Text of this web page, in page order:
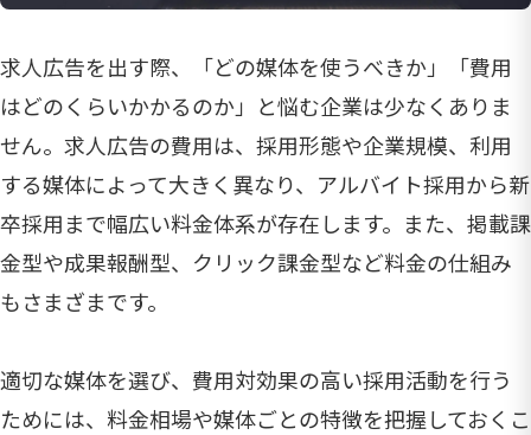
求人広告を出す際、「どの媒体を使うべきか」「費用
はどのくらいかかるのか」と悩む企業は少なくありま
せん。求人広告の費用は、採用形態や企業規模、利用
する媒体によって大きく異なり、アルバイト採用から新
卒採用まで幅広い料金体系が存在します。また、掲載課
金型や成果報酬型、クリック課金型など料金の仕組み
もさまざまです。
適切な媒体を選び、費用対効果の高い採用活動を行う
ためには、料金相場や媒体ごとの特徴を把握しておくこ